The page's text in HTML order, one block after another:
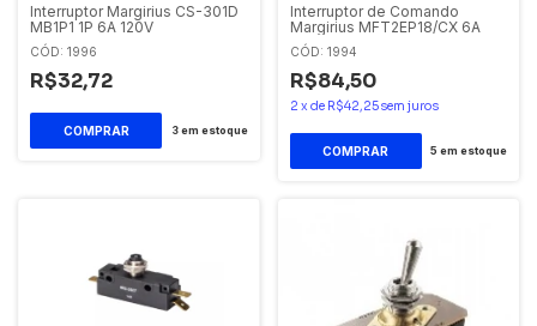
Interruptor Margirius CS-301D
MB1P1 1P 6A 120V
CÓD: 1996
R$32,72
3em estoque
Interruptor de Comando
Margirius MFT2EP18/CX 6A
CÓD: 1994
R$84,50
2 x de R$42,25sem juros
5 em estoque